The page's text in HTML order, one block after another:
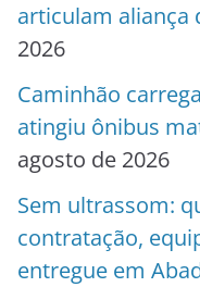
articulam aliança
2026
Caminhão
atingiu ônibus
agosto de 2026
Sem ultrassom:
contratação,
entregue em